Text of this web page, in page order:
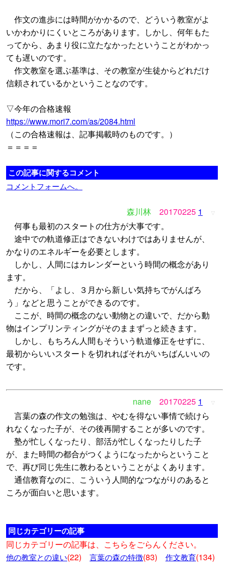
作文の進歩には時間がかかるので、どういう教室がよ
いかわかりにくいところがあります。しかし、何年もた
ってから、あまり役に立たなかったということがわかっ
ても遅いのです。
作文教室を選ぶ基準は、その教室が生徒からどれだけ
信頼されているかということなのです。
▽今年の合格速報
https://www.mori7.com/as/2084.html
（この合格速報は、記事掲載時のものです。）
＝＝＝＝
この記事に関するコメント
コメントフォームへ。
森川林 20170225 1 ▽
何事も最初のスタートの仕方が大事です。
途中での軌道修正はできないわけではありませんが、
かなりのエネルギーを必要とします。
しかし、人間にはカレンダーという時間の概念があり
ます。
だから、「よし、３月から新しい気持ちでがんばろ
う」などと思うことができるのです。
ここが、時間の概念のない動物との違いで、だから動
物はインプリンティングがそのままずっと続きます。
しかし、もちろん人間もそういう軌道修正をせずに、
最初からいいスタートを切れればそれがいちばんいいの
です。
nane 20170225 1 ▽
言葉の森の作文の勉強は、やむを得ない事情で続けら
れなくなった子が、その後再開することが多いのです。
塾が忙しくなったり、部活が忙しくなったりした子
が、また時間の都合がつくようになったからということ
で、再び同じ先生に教わるということがよくあります。
通信教育なのに、こういう人間的なつながりのあると
ころが面白いと思います。
同じカテゴリーの記事
同じカテゴリーの記事は、こちらをごらんください。
他の教室との違い(22) 言葉の森の特徴(83) 作文教育(134)